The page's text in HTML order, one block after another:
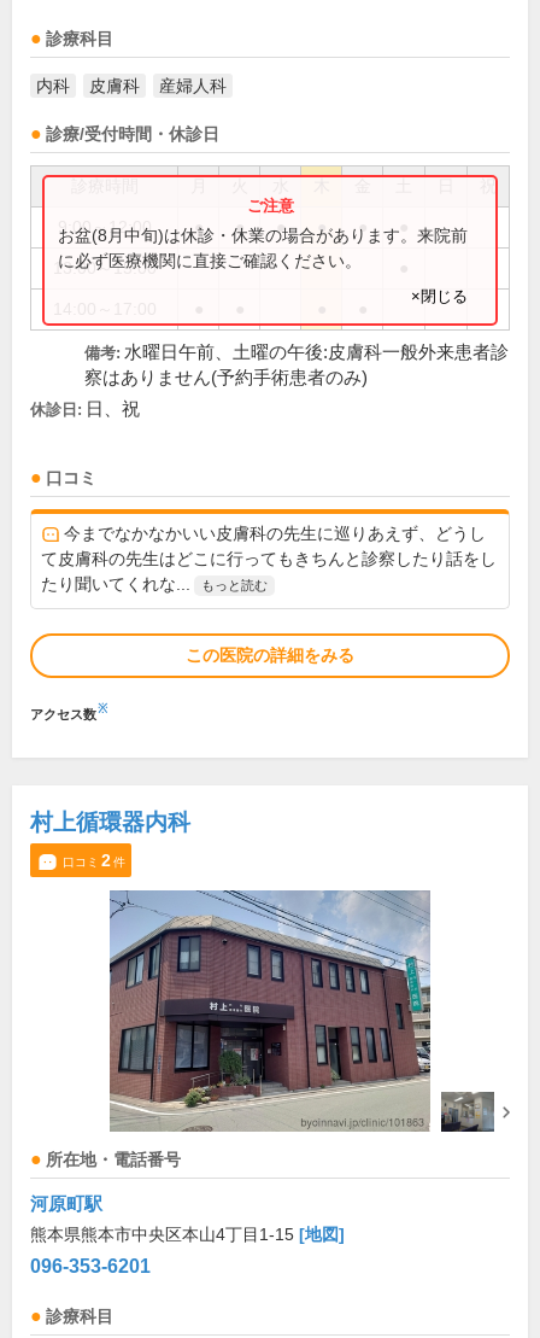
診療科目
内科 皮膚科 産婦人科
診療/受付時間・休診日
祝
9:00～12:00 ● ● ● ● ●
13:00～15:00
お盆(8月中旬)は休診・休業の場合があります。来院前
に必ず医療機関に直接ご確認ください。
×閉じる
備考: 水曜日午前、土曜の午後:皮膚科一般外来患者診
察はありません(予約手術患者のみ)
休診日: 日、祝
口コミ
今までなかなかいい皮膚科の先生に巡りあえず、どうし
て皮膚科の先生はどこに行ってもきちんと診察したり話をし
たり聞いてくれな...
もっと読む
この医院の詳細をみる
アクセス数※
村上循環器内科
口コミ 2件
所在地・電話番号
河原町駅
熊本県熊本市中央区本山4丁目1-15 [地図]
096-353-6201
診療科目